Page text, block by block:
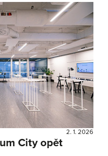
2. 1. 2026
City opět